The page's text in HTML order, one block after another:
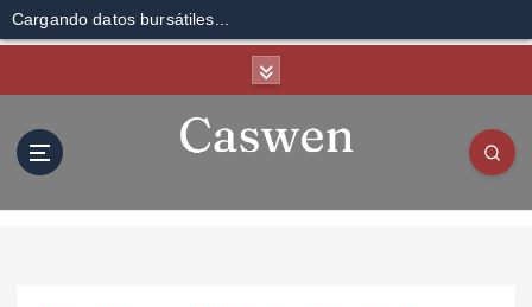
Cargando datos bursátiles...